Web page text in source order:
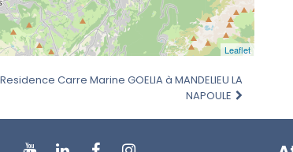
Leaflet
Residence Carre Marine GOELIA à MANDELIEU LA
NAPOULE